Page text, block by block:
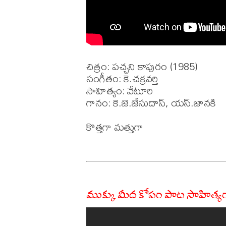
చిత్రం: పచ్చని కాపురం (1985)
సంగీతం: కె.చక్రవర్తి
సాహిత్యం: వేటూరి
గానం: కె.జె.జేసుదాస్, యస్.జానకి
కొత్తగా మత్తుగా
ముక్కు మీద కోపం పాట